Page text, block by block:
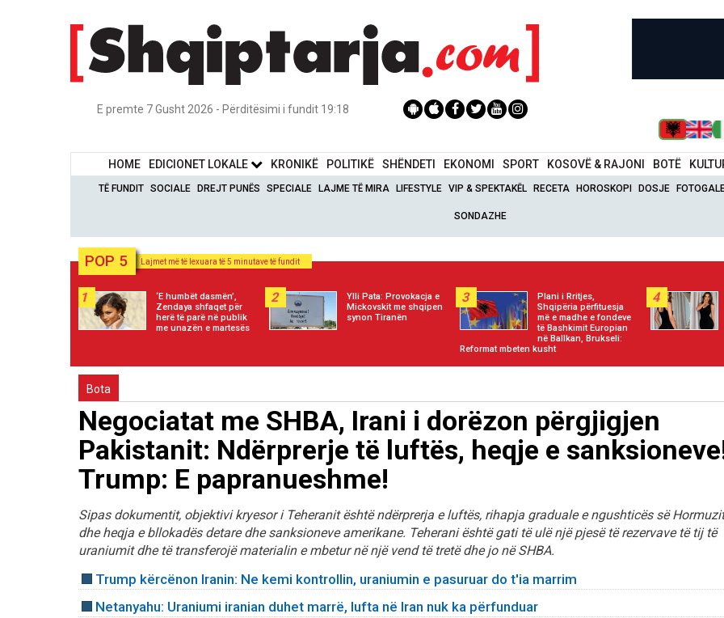
E premte 7 Gusht 2026 - Përditësimi i fundit 19:18
HOME EDICIONET LOKALE KRONIKË POLITIKË SHËNDETI EKONOMI SPORT KOSOVË & RAJONI BOTË
TË FUNDIT SOCIALE DREJT PUNËS SPECIALE LAJME TË MIRA LIFESTYLE VIP & SPEKTAKËL RECETA HOROSKOPI DOSJE
SONDAZHE
POP 5 Lajmet më të lexuara të 5 minutave të fundit
1
‘E humbët dasmën’,
Zendaya shfaqet për
herë të parë në publik
me unazën e martesës
2
Ylli Pata: Provokacja e
Mickovskit me shqipen
synon Tiranën
3
Plani i Rritjes,
Shqipëria përfituesja
më e madhe e fondeve
të Bashkimit Europian
në Ballkan, Brukseli:
Reformat mbeten kusht
4
Bota
Negociatat me SHBA, Irani i dorëzon përgjigjen
Pakistanit: Ndërprerje të luftës, heqje e
Trump: E papranueshme!
Sipas dokumentit, objektivi kryesor i Teheranit është ndërprerja e luftës, rihapja graduale e ngushticës së Hormuzit
dhe heqja e bllokadës detare dhe sanksioneve amerikane. Teherani është gati të ulë një pjesë të rezervave të tij të
uraniumit dhe të transferojë materialin e mbetur në një vend të tretë dhe jo në SHBA.
Trump kërcënon Iranin: Ne kemi kontrollin, uraniumin e pasuruar do t'ia marrim
Netanyahu: Uraniumi iranian duhet marrë, lufta në Iran nuk ka përfunduar